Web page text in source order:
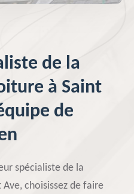
de la
à Saint
de
spécialiste de la
choisissez de faire